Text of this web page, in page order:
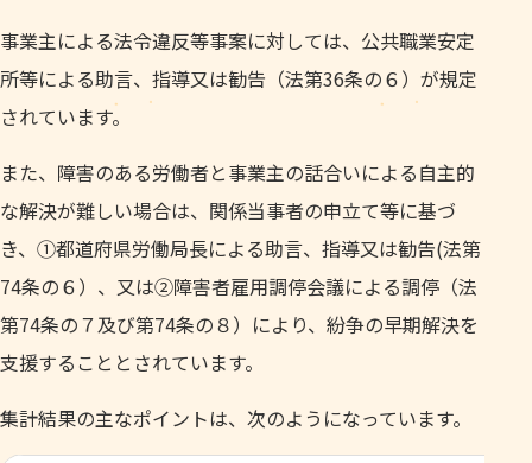
事業主による法令違反等事案に対しては、公共職業安定
所等による助言、指導又は勧告（法第36条の６）が規定
されています。
また、障害のある労働者と事業主の話合いによる自主的
な解決が難しい場合は、関係当事者の申立て等に基づ
き、①都道府県労働局長による助言、指導又は勧告(法第
74条の６）、又は②障害者雇用調停会議による調停（法
第74条の７及び第74条の８）により、紛争の早期解決を
支援することとされています。
集計結果の主なポイントは、次のようになっています。